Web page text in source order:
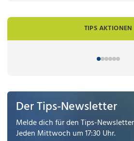
TIPS AKTIONEN
Der Tips-Newsletter
Melde dich für den Tips-
Jeden Mittwoch um 17:30 Uhr.